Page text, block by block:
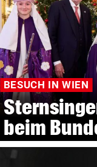
BESUCH IN WIEN
beim